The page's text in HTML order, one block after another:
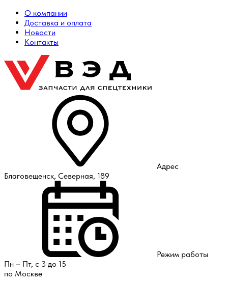
О компании
Доставка и оплата
Новости
Контакты
Адрес
Благовещенск, Северная, 189
Режим работы
Пн – Пт, с 3 до 15
по Москве